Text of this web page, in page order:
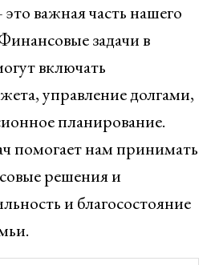
важная часть нашего
задачи в
включать
управление долгами,
планирование.
помогает нам принимать
решения и
и благосостояние